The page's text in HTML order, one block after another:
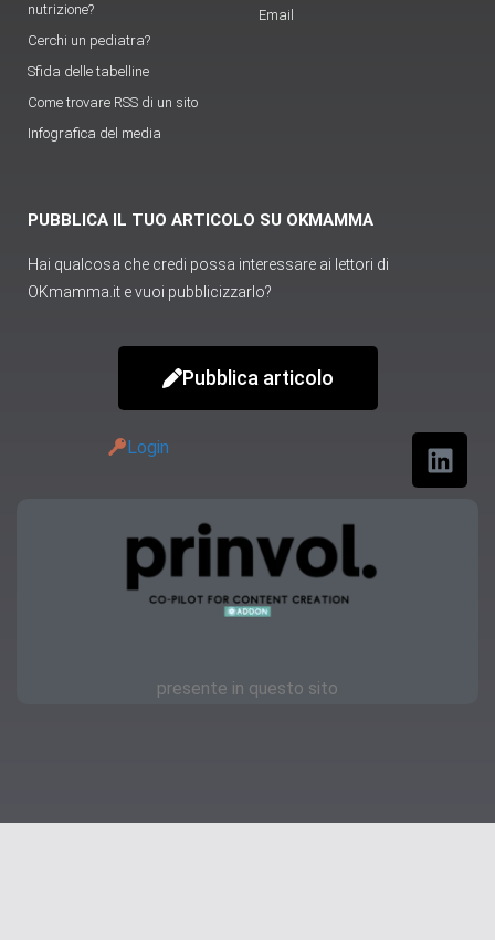
nutrizione?
Cerchi un pediatra?
Sfida delle tabelline
Come trovare RSS di un sito
Infografica del media
Email
PUBBLICA IL TUO ARTICOLO SU OKMAMMA
Hai qualcosa che credi possa interessare ai lettori di
OKmamma.it e vuoi pubblicizzarlo?
Pubblica articolo
Login
presente in questo sito